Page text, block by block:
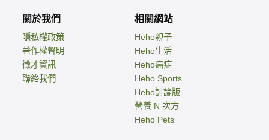
關於我們
隱私權政策
著作權聲明
徵才資訊
聯絡我們
相關網站
Heho親子
Heho生活
Heho癌症
Heho Sports
Heho討論版
營養 N 次方
Heho Pets